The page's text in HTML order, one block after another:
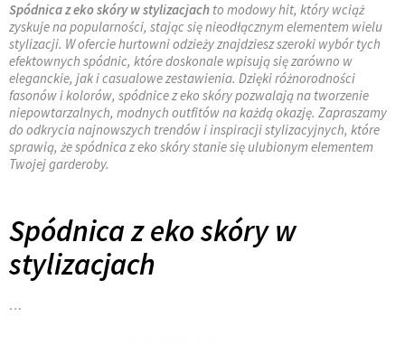
Spódnica z eko skóry w stylizacjach to modowy hit, który wciąż
zyskuje na popularności, stając się nieodłącznym elementem wielu
stylizacji. W ofercie hurtowni odzieży znajdziesz szeroki wybór tych
efektownych spódnic, które doskonale wpisują się zarówno w
eleganckie, jak i casualowe zestawienia. Dzięki różnorodności
fasonów i kolorów, spódnice z eko skóry pozwalają na tworzenie
niepowtarzalnych, modnych outfitów na każdą okazję. Zapraszamy
do odkrycia najnowszych trendów i inspiracji stylizacyjnych, które
sprawią, że spódnica z eko skóry stanie się ulubionym elementem
Twojej garderoby.
Spódnica z eko skóry w
stylizacjach
…